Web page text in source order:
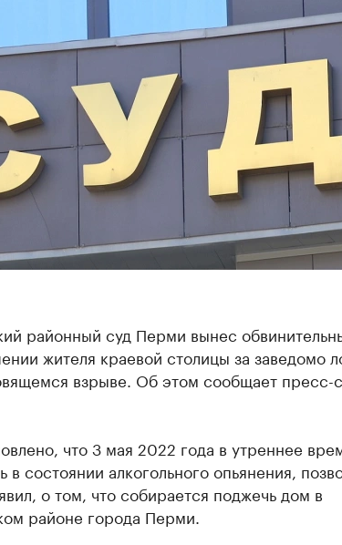
районный суд Перми вынес
жителя краевой столицы за заведомо
взрыве. Об этом сообщает пресс-
что 3 мая 2022 года в утреннее
в состоянии алкогольного опьянения,
о том, что собирается поджечь дом в
районе города Перми.